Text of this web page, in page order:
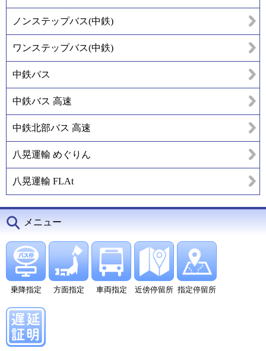
ノンステップバス(中鉄)
ワンステップバス(中鉄)
中鉄バス
中鉄バス 高速
中鉄北部バス 高速
八晃運輸 めぐりん
八晃運輸 FLAt
メニュー
乗降指定 方面指定 車両指定 近傍停留所 指定停留所